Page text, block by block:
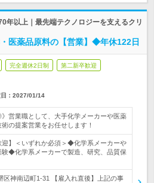
年以上｜最先端テクノロジーを支えるクリ
医薬品原料の【営業】◆年休122日
完全週休2日制 第二新卒歓迎
： 2027/01/14
営業職として、大手化学メーカーや医薬
の提案営業をお任せします！
迎】＜いずれか必須＞◆化学系メーカーや
験◆化学系メーカーで製造、研究、品質保
区神南辺町1-31 【雇入れ直後】上記の事